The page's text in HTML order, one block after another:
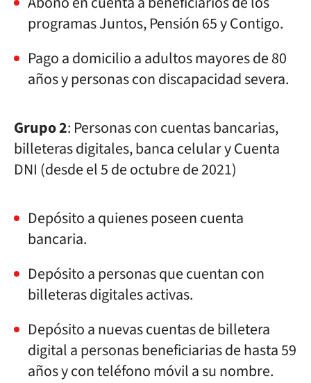
programas Juntos, Pensión 65 y Contigo.
Pago a domicilio a adultos mayores de 80
años y personas con discapacidad severa.
Grupo 2: Personas con cuentas bancarias,
billeteras digitales, banca celular y Cuenta
DNI (desde el 5 de octubre de 2021)
Depósito a quienes poseen cuenta
bancaria.
Depósito a personas que cuentan con
billeteras digitales activas.
Depósito a nuevas cuentas de billetera
digital a personas beneficiarias de hasta 59
años y con teléfono móvil a su nombre.